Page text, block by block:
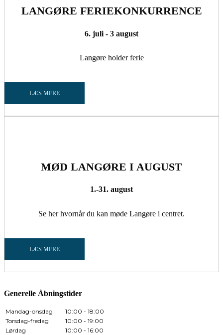
LANGØRE FERIEKONKURRENCE
6. juli - 3 august
Langøre holder ferie
LÆS MERE
MØD LANGØRE I AUGUST
1.-31. august
Se her hvornår du kan møde Langøre i centret.
LÆS MERE
Generelle Åbningstider
Mandag-onsdag
10:00 - 18:00
Torsdag-fredag
10:00 - 19:00
Lørdag
10:00 - 16:00